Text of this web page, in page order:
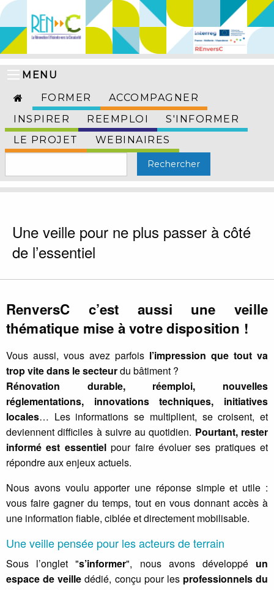
MENU
FORMER
ACCOMPAGNER
INSPIRER
REEMPLOI
S'INFORMER
LE PROJET
WEBINAIRES
Une veille pour ne plus passer à côté
de l’essentiel
RenversC c’est aussi une veille
thématique mise à votre disposition !
Vous aussi, vous avez parfois l’impression que tout va
trop vite dans le secteurdu bâtiment ?
Rénovation durable, réemploi, nouvelles
réglementations, innovations techniques, initiatives
locales… Les informations se multiplient, se croisent, et
deviennent difficiles à suivre au quotidien. Pourtant, rester
informé est essentielpour faire évoluer ses pratiques et
répondre aux enjeux actuels.
Nous avons voulu apporter une réponse simple et utile :
vous faire gagner du temps, tout en vous donnant accès à
une information fiable, ciblée et directement mobilisable.
Une veille pensée pour les acteurs de terrain
Sous l’onglet "s’informer", nous avons développé un
espace de veilledédié, conçu pour les professionnels du